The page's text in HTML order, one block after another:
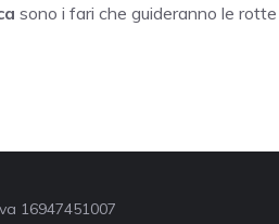
sono i fari che guideranno le
16947451007